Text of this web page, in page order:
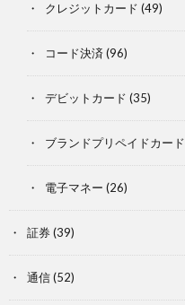
クレジットカード (49)
コード決済 (96)
デビットカード (35)
ブランドプリペイドカード
電子マネー (26)
証券(39)
通信(52)